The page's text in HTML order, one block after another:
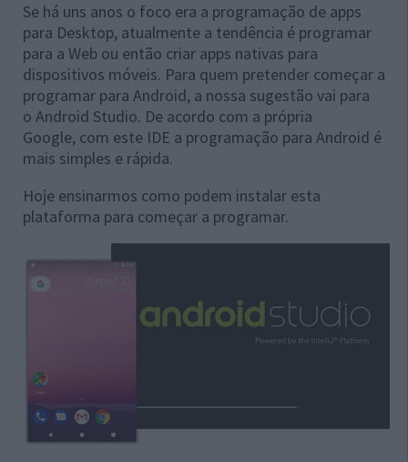
Se há uns anos o foco era a programação de apps
para Desktop, atualmente a tendência é programar
para a Web ou então criar apps nativas para
dispositivos móveis. Para quem pretender começar a
programar para Android, a nossa sugestão vai para
o Android Studio. De acordo com a própria
Google, com este IDE a programação para Android é
mais simples e rápida.
Hoje ensinarmos como podem instalar esta
plataforma para começar a programar.